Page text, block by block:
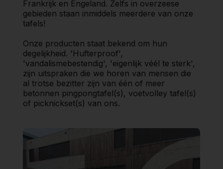
Frankrijk en Engeland. Zelfs in overzeese
gebieden staan inmiddels meerdere van onze
tafels!
Onze producten staat bekend om hun
degelijkheid. 'Hufterproof',
'vandalismebestendig', 'eigenlijk véél te sterk',
zijn uitspraken die we horen van mensen die
al trotse bezitter zijn van één of meer
betonnen pingpongtafel(s), voetvolley tafel(s)
of picknickset(s) van ons.